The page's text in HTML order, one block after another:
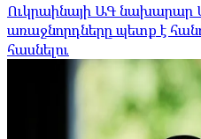
Ուկրաինայի ԱԳ նախարար
առաջնորդները պետք է
հասնելու